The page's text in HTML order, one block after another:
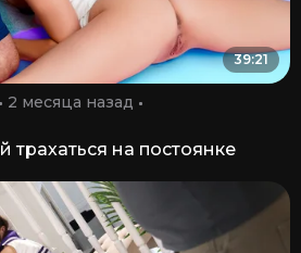
39:21
2 месяца назад
трахаться на постоянке